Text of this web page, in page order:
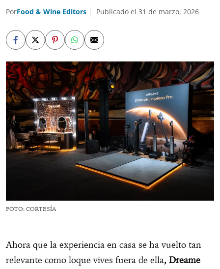
PorFood & Wine Editors Publicado el 31 de marzo, 2026
FOTO: CORTESÍA
Ahora que la experiencia en casa se ha vuelto tan
relevante como loque vives fuera de ella, Dreame